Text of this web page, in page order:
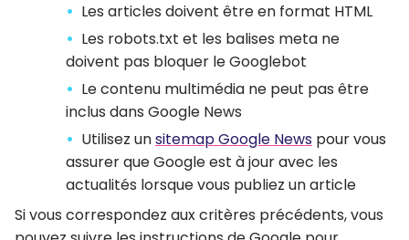
Les articles doivent être en format HTML
Les robots.txt et les balises meta ne
doivent pas bloquer le Googlebot
Le contenu multimédia ne peut pas être
inclus dans Google News
Utilisez unsitemap Google News pour vous
assurer que Google est à jour avec les
actualités lorsque vous publiez un article
Si vous correspondez aux critères précédents, vous